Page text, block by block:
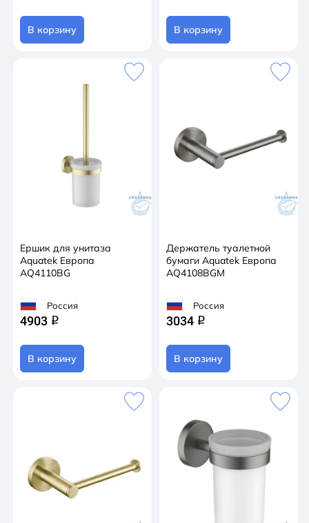
В корзину В корзину
Ершик для унитаза
Aquatek Европа
AQ4110BG
Россия
4903 q
В корзину
Держатель туалетной
бумаги Aquatek Европа
AQ4108BGM
Россия
3034 q
В корзину